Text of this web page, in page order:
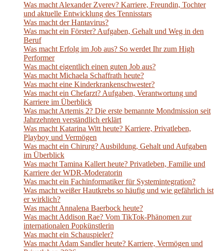
Was macht Alexander Zverev? Karriere, Freundin, Tochter
und aktuelle Entwicklung des Tennisstars
Was macht der Hantavirus?
Was macht ein Förster? Aufgaben, Gehalt und Weg in den
Beruf
Was macht Erfolg im Job aus? So werdet Ihr zum High
Performer
Was macht eigentlich einen guten Job aus?
Was macht Michaela Schaffrath heute?
Was macht eine Kinderkrankenschwester?
Was macht ein Chefarzt? Aufgaben, Verantwortung und
Karriere im Überblick
Was macht Artemis 2? Die erste bemannte Mondmission seit
Jahrzehnten verständlich erklärt
Was macht Katarina Witt heute? Karriere, Privatleben,
Playboy und Vermögen
Was macht ein Chirurg? Ausbildung, Gehalt und Aufgaben
im Überblick
Was macht Tamina Kallert heute? Privatleben, Familie und
Karriere der WDR-Moderatorin
Was macht ein Fachinformatiker für Systemintegration?
Was macht weißer Hautkrebs so häufig und wie gefährlich ist
er wirklich?
Was macht Annalena Baerbock heute?
Was macht Addison Rae? Vom TikTok-Phänomen zur
internationalen Popkünstlerin
Was macht ein Schauspieler?
Was macht Adam Sandler heute? Karriere, Vermögen und